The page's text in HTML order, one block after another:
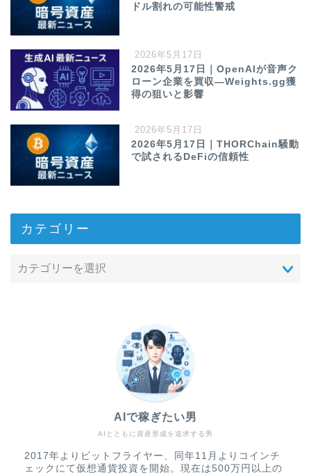
ドル割れの可能性警戒
2026年5月17日
2026年5月17日｜OpenAIが音声ク
ローン企業を買収—Weights.gg獲
得の狙いと影響
2026年5月17日
2026年5月17日｜THORChain騒動
で試されるDeFiの信頼性
カテゴリー
AIとともに資産形成を追求する男
AIで稼ぎたい男
2017年よりビットフライヤー、同年11月よりコインチ
ェックにて仮想通貨投資を開始。現在は500万円以上の